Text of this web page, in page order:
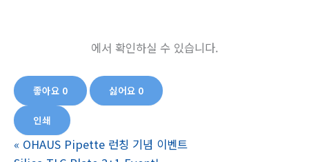
에서 확인하실 수 있습니다.
좋아요 0 싫어요 0
인쇄
« OHAUS Pipette 런칭 기념 이벤트